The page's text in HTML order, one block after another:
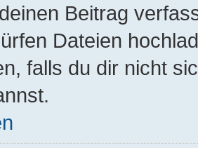
Beitrag
Dateien
falls du dir nicht